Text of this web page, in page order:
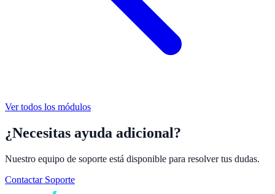
Ver todos los módulos
¿Necesitas ayuda adicional?
Nuestro equipo de soporte está disponible para resolver tus dudas.
Contactar Soporte